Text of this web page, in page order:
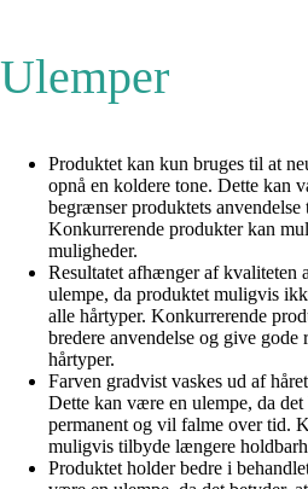
Ulemper
Produktet kan kun bruges til at
opnå en koldere tone. Dette kan
begrænser produktets
Konkurrerende produkter kan
muligheder.
Resultatet afhænger af kvaliteten
ulempe, da produktet muligvis
alle hårtyper. Konkurrerende
bredere anvendelse og give gode
hårtyper.
Farven gradvist vaskes ud af
Dette kan være en ulempe, da
permanent og vil falme over tid.
muligvis tilbyde længere
Produktet holder bedre i